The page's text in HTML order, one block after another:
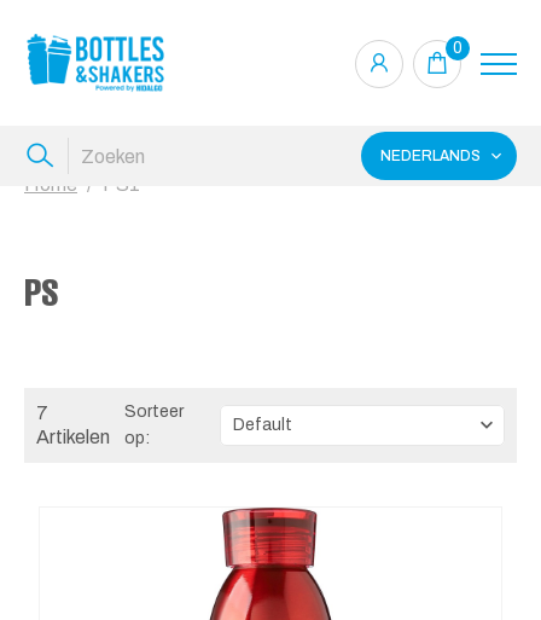
0
NEDERLANDS
Home PS1
PS
7
Artikelen
Sorteer
op: